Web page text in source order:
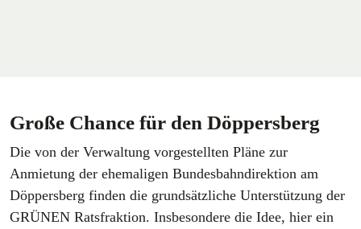
Große Chance für den Döppersberg
Die von der Verwaltung vorgestellten Pläne zur
Anmietung der ehemaligen Bundesbahndirektion am
Döppersberg finden die grundsätzliche Unterstützung der
GRÜNEN Ratsfraktion. Insbesondere die Idee, hier ein